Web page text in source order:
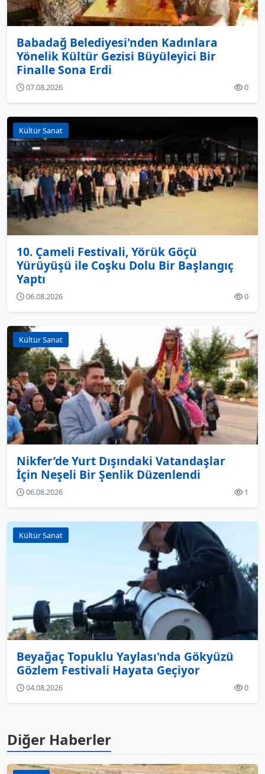
Babadağ Belediyesi'nden Kadınlara
Yönelik Kültür Gezisi Büyüleyici Bir
Finalle Sona Erdi
07.08.2026 0
Kültür Sanat
10. Çameli Festivali, Yörük Göçü
Yürüyüşü ile Coşku Dolu Bir Başlangıç
Yaptı
06.08.2026 0
Kültür Sanat
Nikfer’de Yurt Dışındaki Vatandaşlar
İçin Neşeli Bir Şenlik Düzenlendi
06.08.2026 1
Kültür Sanat
Beyağaç Topuklu Yaylası'nda Gökyüzü
Gözlem Festivali Hayata Geçiyor
04.08.2026 0
Diğer Haberler